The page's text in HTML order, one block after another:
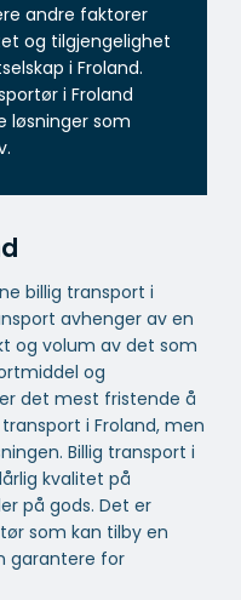
andre faktorer
og tilgjengelighet
i Froland.
i Froland
løsninger som
billig transport i
avhenger av en
og volum av det som
og
det mest fristende å
i Froland, men
Billig transport i
kvalitet på
på gods. Det er
som kan tilby en
garantere for